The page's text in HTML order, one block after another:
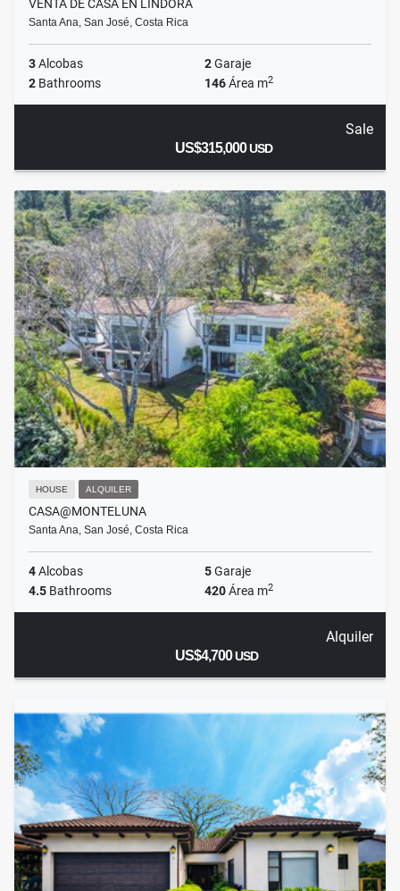
VENTA DE CASA EN LINDORA
Santa Ana, San José, Costa Rica
3Alcobas 2Garaje
2 Bathrooms 146Área m2
Sale
US$315,000USD
HOUSE ALQUILER
CASA@MONTELUNA
Santa Ana, San José, Costa Rica
4Alcobas 5Garaje
4.5 Bathrooms 420Área m2
Alquiler
US$4,700USD